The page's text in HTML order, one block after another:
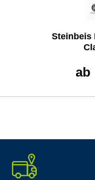
Steinbeis
ab